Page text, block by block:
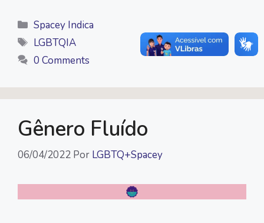
Categorias
Spacey Indica
Tags
LGBTQIA
0 Comments
Gênero Fluído
06/04/2022 Por LGBTQ+Spacey